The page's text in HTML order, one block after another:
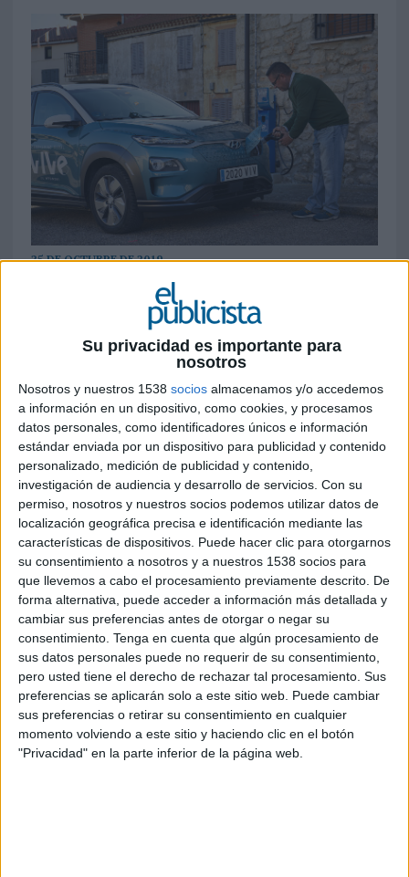
Su privacidad es importante para
nosotros
Nosotros y nuestros 1538 socios almacenamos y/o accedemos
a información en un dispositivo, como cookies, y procesamos
datos personales, como identificadores únicos e información
estándar enviada por un dispositivo para publicidad y contenido
personalizado, medición de publicidad y contenido,
investigación de audiencia y desarrollo de servicios. Con su
permiso, nosotros y nuestros socios podemos utilizar datos de
localización geográfica precisa e identificación mediante las
características de dispositivos. Puede hacer clic para otorgarnos
su consentimiento a nosotros y a nuestros 1538 socios para
que llevemos a cabo el procesamiento previamente descrito. De
forma alternativa, puede acceder a información más detallada y
cambiar sus preferencias antes de otorgar o negar su
consentimiento. Tenga en cuenta que algún procesamiento de
sus datos personales puede no requerir de su consentimiento,
pero usted tiene el derecho de rechazar tal procesamiento. Sus
preferencias se aplicarán solo a este sitio web. Puede cambiar
sus preferencias o retirar su consentimiento en cualquier
momento volviendo a este sitio y haciendo clic en el botón
"Privacidad" en la parte inferior de la página web.
25 DE OCTUBRE DE 2019
Ficha técnica ‘Buenas Costumbres’
Anunciante: Hyundai Motor España
Producto: Gama Full Electric
Contacto del cliente: Elena Gris, Rubén Álvarez,
Begoña Enciso
Agencia: Havas Group
Equipo creativo: Gustavo León, Fernando Zurita,
Elisa Sánchez y David Díaz Carretero
Equipo de cuentas: Rosa Galera y Laura Ruiz
Social Media: Santiago Guzzo, Carmen Bernárdez
y Enrique Zafra
Agencia de medios: Havas Media
Director de medios: Rafael Verdugo